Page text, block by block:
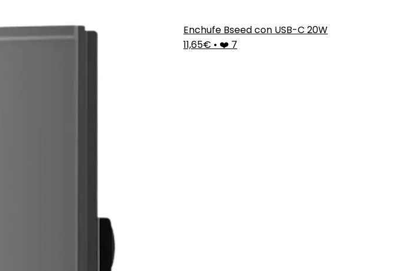
Enchufe Bseed con USB-C 20W
11,65€ • ❤️ 7